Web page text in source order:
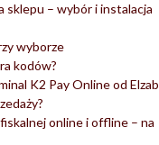
sklepu – wybór i instalacja
wyborze
kodów?
K2 Pay Online od Elzab
online i offline – na